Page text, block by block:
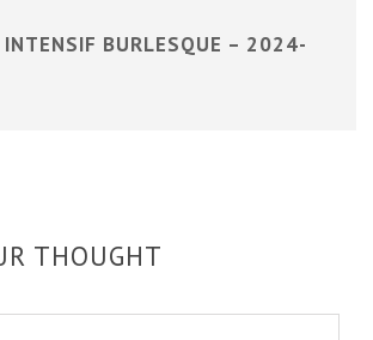
INTENSIF BURLESQUE – 2024-
THOUGHT